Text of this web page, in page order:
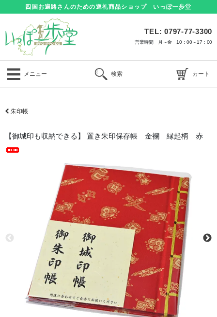
四国お遍路さんのための巡礼商品ショップ いっぽ一歩堂
TEL: 0797-77-3300
営業時間 月～金 10：00～17：00
メニュー 検索 カート
朱印帳
【御城印も収納できる】 置き朱印保存帳 金襴 縁起柄 赤